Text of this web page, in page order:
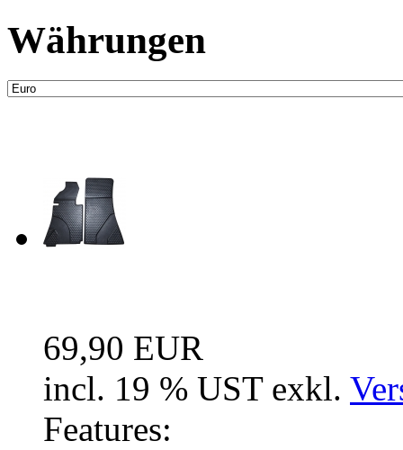
Währungen
69,90 EUR
incl. 19 % UST exkl.
Features: